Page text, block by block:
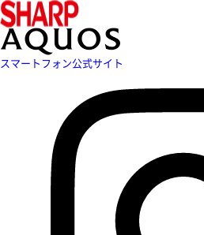
スマートフォン公式サイト